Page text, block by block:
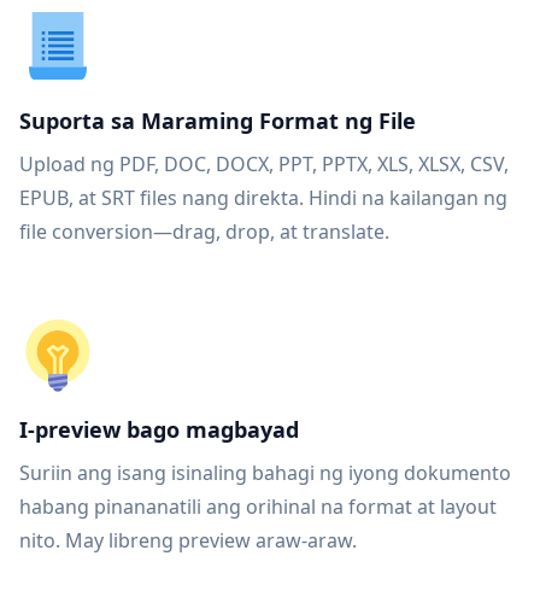
Suporta sa Maraming Format ng File
Upload ng PDF, DOC, DOCX, PPT, PPTX, XLS, XLSX, CSV,
EPUB, at SRT files nang direkta. Hindi na kailangan ng
file conversion—drag, drop, at translate.
I-preview bago magbayad
Suriin ang isang isinaling bahagi ng iyong dokumento
habang pinananatili ang orihinal na format at layout
nito. May libreng preview araw-araw.